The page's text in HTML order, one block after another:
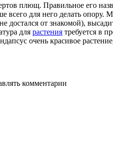
плющ. Правильное его
всего для него делать
достался от знакомой),
для растения требуется в
очень красивое
комментарии